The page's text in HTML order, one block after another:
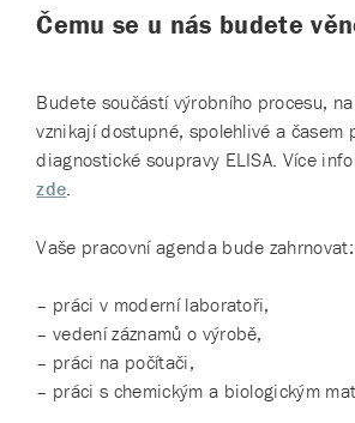
Čemu se u nás budete
Budete součástí výrobního procesu,
vznikají dostupné, spolehlivé a časem
diagnostické soupravy ELISA. Více
zde
Vaše pracovní agenda bude zahrnovat:
– práci v moderní laboratoři,
– vedení záznamů o výrobě,
– práci na počítači,
– práci s chemickým a biologickým